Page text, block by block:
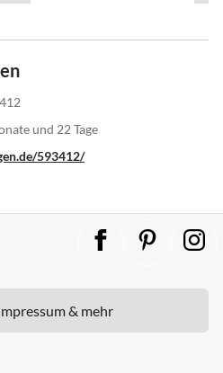
und 22 Tage
593412/
& mehr